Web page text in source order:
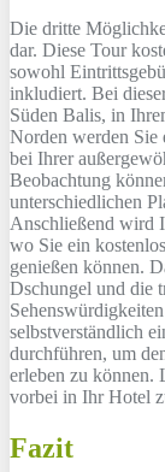
Die dritte
dar. Diese Tour
sowohl
inkludiert. Bei
Süden Balis, in
Norden werden Sie
bei Ihrer
Beobachtung
unterschiedlichen
Anschließend wird
wo Sie ein
genießen können.
Dschungel und die
selbstverständlich
durchführen, um
erleben zu können.
vorbei in Ihr Hotel
Fazit